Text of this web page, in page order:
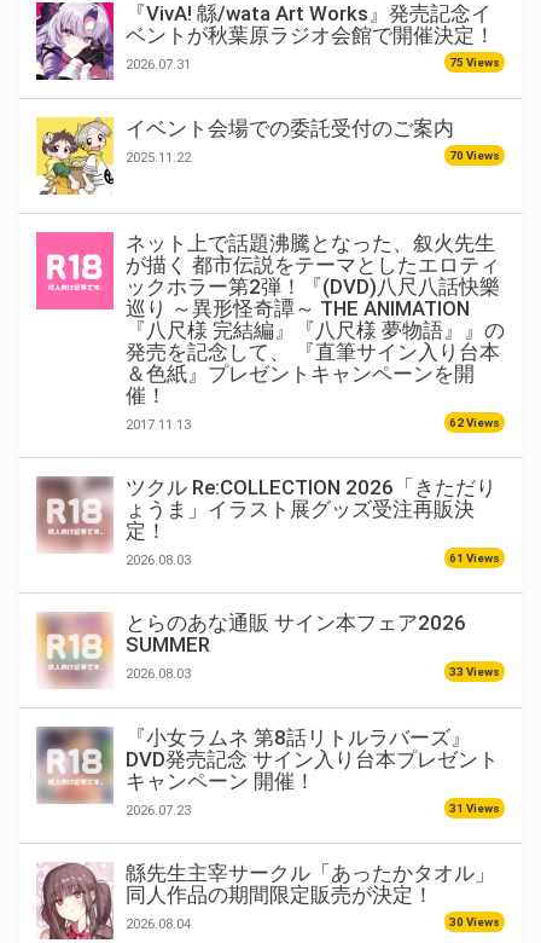
『VivA! 緜/wata Art Works』発売記念イ
ベントが秋葉原ラジオ会館で開催決定！
2026.07.31 75 Views
イベント会場での委託受付のご案内
2025.11.22 70 Views
ネット上で話題沸騰となった、叙火先生
が描く 都市伝説をテーマとしたエロティ
ックホラー第2弾！『(DVD)八尺八話快樂
巡り ～異形怪奇譚～ THE ANIMATION
『八尺様 完結編』『八尺様 夢物語』』の
発売を記念して、 『直筆サイン入り台本
＆色紙』プレゼントキャンペーンを開
催！
2017.11.13 62 Views
ツクル Re:COLLECTION 2026「きただり
ょうま」イラスト展グッズ受注再販決
定！
2026.08.03 61 Views
とらのあな通販 サイン本フェア2026
SUMMER
2026.08.03 33 Views
『小女ラムネ 第8話リトルラバーズ』
DVD発売記念 サイン入り台本プレゼント
キャンペーン 開催！
2026.07.23 31 Views
緜先生主宰サークル「あったかタオル」
同人作品の期間限定販売が決定！
2026.08.04 30 Views